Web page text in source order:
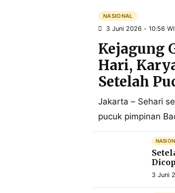
NASIONAL
3 Juni 2026 - 10:56
Kejagung
Hari,
Setelah
Jakarta – Sehari
pucuk pimpinan
3 Juni